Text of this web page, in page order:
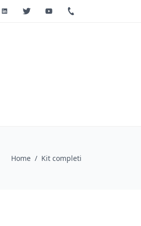
LinkedinTwitter Youtube
Home / Kit completi